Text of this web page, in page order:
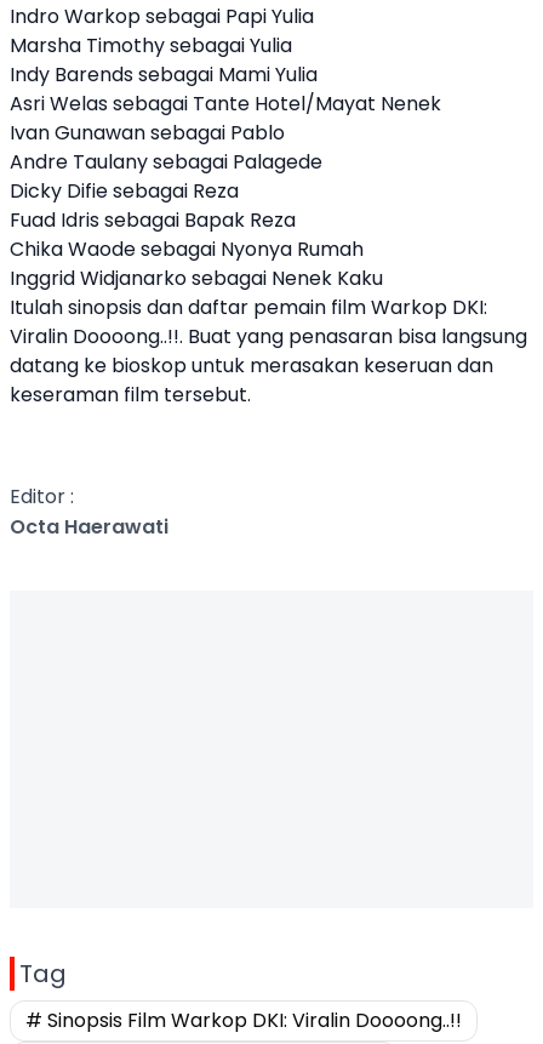
Indro Warkop sebagai Papi Yulia
Marsha Timothy sebagai Yulia
Indy Barends sebagai Mami Yulia
Asri Welas sebagai Tante Hotel/Mayat Nenek
Ivan Gunawan sebagai Pablo
Andre Taulany sebagai Palagede
Dicky Difie sebagai Reza
Fuad Idris sebagai Bapak Reza
Chika Waode sebagai Nyonya Rumah
Inggrid Widjanarko sebagai Nenek Kaku
Itulah sinopsis dan daftar pemain film Warkop DKI:
Viralin Doooong..!!. Buat yang penasaran bisa langsung
datang ke bioskop untuk merasakan keseruan dan
keseraman film tersebut.
Editor :
Octa Haerawati
Tag
# Sinopsis Film Warkop DKI: Viralin Doooong..!!